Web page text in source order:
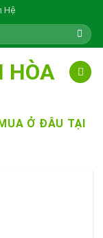
Hệ
HÒA
Ở ĐÂU TẠI